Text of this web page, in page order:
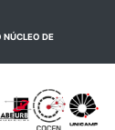
NÚCLEO DE